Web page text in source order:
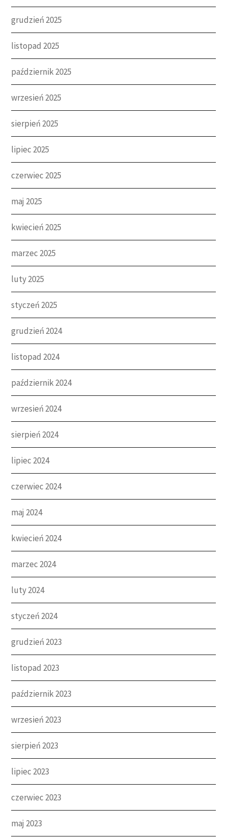
grudzień 2025
listopad 2025
październik 2025
wrzesień 2025
sierpień 2025
lipiec 2025
czerwiec 2025
maj 2025
kwiecień 2025
marzec 2025
luty 2025
styczeń 2025
grudzień 2024
listopad 2024
październik 2024
wrzesień 2024
sierpień 2024
lipiec 2024
czerwiec 2024
maj 2024
kwiecień 2024
marzec 2024
luty 2024
styczeń 2024
grudzień 2023
listopad 2023
październik 2023
wrzesień 2023
sierpień 2023
lipiec 2023
czerwiec 2023
maj 2023